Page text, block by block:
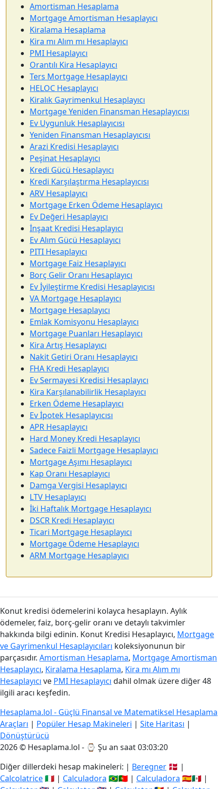
Amortisman Hesaplama
Mortgage Amortisman Hesaplayıcı
Kiralama Hesaplama
Kira mı Alım mı Hesaplayıcı
PMI Hesaplayıcı
Orantılı Kira Hesaplayıcı
Ters Mortgage Hesaplayıcı
HELOC Hesaplayıcı
Kiralık Gayrimenkul Hesaplayıcı
Mortgage Yeniden Finansman Hesaplayıcısı
Ev Uygunluk Hesaplayıcısı
Yeniden Finansman Hesaplayıcısı
Arazi Kredisi Hesaplayıcı
Peşinat Hesaplayıcı
Kredi Gücü Hesaplayıcı
Kredi Karşılaştırma Hesaplayıcısı
ARV Hesaplayıcı
Mortgage Erken Ödeme Hesaplayıcı
Ev Değeri Hesaplayıcı
İnşaat Kredisi Hesaplayıcı
Ev Alım Gücü Hesaplayıcı
PITI Hesaplayıcı
Mortgage Faiz Hesaplayıcı
Borç Gelir Oranı Hesaplayıcı
Ev İyileştirme Kredisi Hesaplayıcısı
VA Mortgage Hesaplayıcı
Mortgage Hesaplayıcı
Emlak Komisyonu Hesaplayıcı
Mortgage Puanları Hesaplayıcı
Kira Artış Hesaplayıcı
Nakit Getiri Oranı Hesaplayıcı
FHA Kredi Hesaplayıcı
Ev Sermayesi Kredisi Hesaplayıcı
Kira Karşılanabilirlik Hesaplayıcı
Erken Ödeme Hesaplayıcı
Ev İpotek Hesaplayıcısı
APR Hesaplayıcı
Hard Money Kredi Hesaplayıcı
Sadece Faizli Mortgage Hesaplayıcı
Mortgage Aşımı Hesaplayıcı
Kap Oranı Hesaplayıcı
Damga Vergisi Hesaplayıcı
LTV Hesaplayıcı
İki Haftalık Mortgage Hesaplayıcı
DSCR Kredi Hesaplayıcı
Ticari Mortgage Hesaplayıcı
Mortgage Ödeme Hesaplayıcı
ARM Mortgage Hesaplayıcı
Konut kredisi ödemelerini kolayca hesaplayın. Aylık
ödemeler, faiz, borç-gelir oranı ve detaylı takvimler
hakkında bilgi edinin. Konut Kredisi Hesaplayıcı, Mortgage
ve Gayrimenkul Hesaplayıcıları koleksiyonunun bir
parçasıdır. Amortisman Hesaplama, Mortgage Amortisman
Hesaplayıcı, Kiralama Hesaplama, Kira mı Alım mı
Hesaplayıcı ve PMI Hesaplayıcı dahil olmak üzere diğer 48
ilgili aracı keşfedin.
Hesaplama.lol - Güçlü Finansal ve Matematiksel Hesaplama
Araçları | Popüler Hesap Makineleri | Site Haritası |
Dönüştürücü
2026 © Hesaplama.lol - ⌚ Şu an saat 03:03:21
Diğer dillerdeki hesap makineleri: | Beregner 🇩🇰 |
Calcolatrice🇮🇹 | Calculadora 🇧🇷🇵🇹 | Calculadora 🇪🇸🇲🇽 |